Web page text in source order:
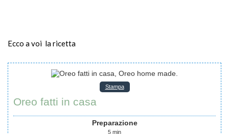
Ecco a voi la ricetta
Stampa
Oreo fatti in casa
Preparazione
5 min